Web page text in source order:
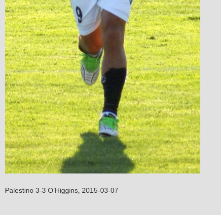
Palestino 3-3 O’Higgins, 2015-03-07